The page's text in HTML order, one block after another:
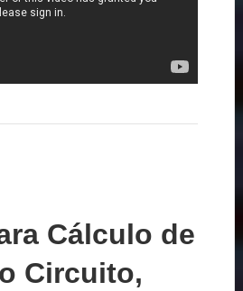
Cálculo de
Circuito,